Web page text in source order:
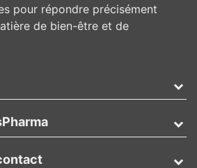
pour répondre précisément
de bien-être et de